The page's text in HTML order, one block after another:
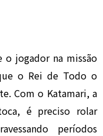
o jogador na missão
o Rei de Todo o
Com o Katamari, a
é preciso rolar
períodos